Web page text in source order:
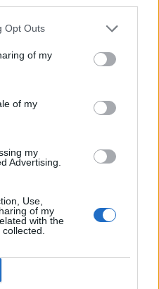
Opt Outs
of my
of my
my
Advertising.
Use,
of my
with the
Πολλαπλά οφέλη από τη
2026